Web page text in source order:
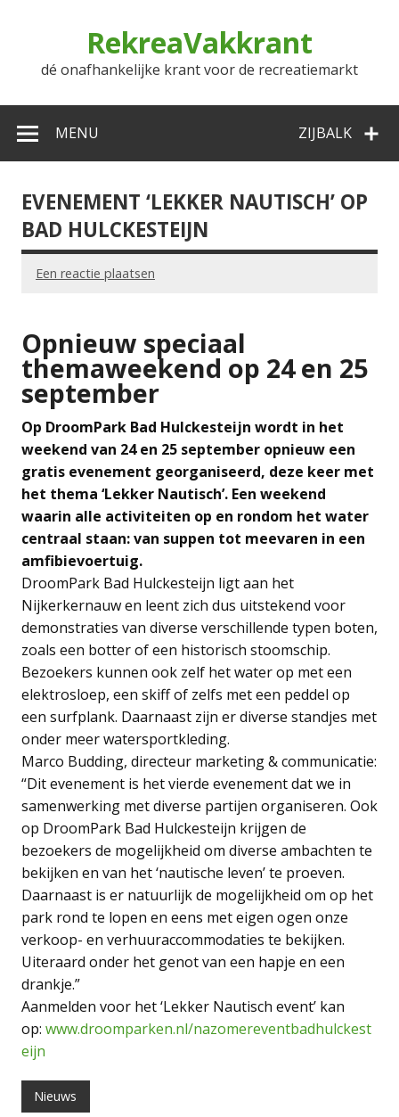
RekreaVakkrant
dé onafhankelijke krant voor de recreatiemarkt
ZIJBALK
MENU
EVENEMENT ‘LEKKER NAUTISCH’ OP
BAD HULCKESTEIJN
Een reactie plaatsen
Opnieuw speciaal
themaweekend op 24 en 25
september
Op DroomPark Bad Hulckesteijn wordt in het
weekend van 24 en 25 september opnieuw een
gratis evenement georganiseerd, deze keer met
het thema ‘Lekker Nautisch’. Een weekend
waarin alle activiteiten op en rondom het water
centraal staan: van suppen tot meevaren in een
amfibievoertuig.
DroomPark Bad Hulckesteijn ligt aan het
Nijkerkernauw en leent zich dus uitstekend voor
demonstraties van diverse verschillende typen boten,
zoals een botter of een historisch stoomschip.
Bezoekers kunnen ook zelf het water op met een
elektrosloep, een skiff of zelfs met een peddel op
een surfplank. Daarnaast zijn er diverse standjes met
onder meer watersportkleding.
Marco Budding, directeur marketing & communicatie:
“Dit evenement is het vierde evenement dat we in
samenwerking met diverse partijen organiseren. Ook
op DroomPark Bad Hulckesteijn krijgen de
bezoekers de mogelijkheid om diverse ambachten te
bekijken en van het ‘nautische leven’ te proeven.
Daarnaast is er natuurlijk de mogelijkheid om op het
park rond te lopen en eens met eigen ogen onze
verkoop- en verhuuraccommodaties te bekijken.
Uiteraard onder het genot van een hapje en een
drankje.”
Aanmelden voor het ‘Lekker Nautisch event’ kan
op: www.droomparken.nl/nazomereventbadhulckest
eijn
Nieuws